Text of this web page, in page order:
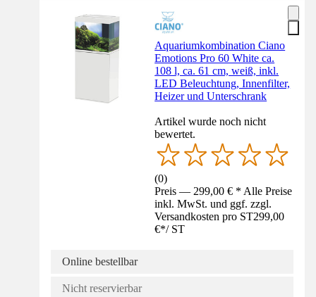
Aquariumkombination Ciano
Emotions Pro 60 White ca.
108 l, ca. 61 cm, weiß, inkl.
LED Beleuchtung, Innenfilter,
Heizer und Unterschrank
Artikel wurde noch nicht
bewertet.
(0)
Preis — 299,00 € * Alle Preise
inkl. MwSt. und ggf. zzgl.
Versandkosten pro ST299,00
€*/ ST
Online bestellbar
Nicht reservierbar